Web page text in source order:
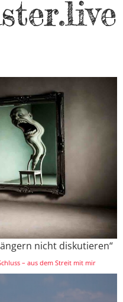
nicht diskutieren“
– aus dem Streit mit mir